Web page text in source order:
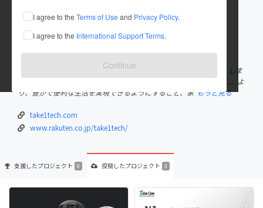
I agree to the Terms of Use and Privacy Policy.
I agree to the International Support Terms.
Continue
これまでに3件のプロジェクトを投稿しています
在住国：未設定
出身国：未設定
私たちテイクワンテクノロジー株式会社は、家電業界に変革を起こしま
す。 私たちは、海外からの新しい便利な新製品をいち早くお届けし、よ
り、豊かで便利な生活を実現できるようにすること、家 もっと見る
take1tech.com
www.rakuten.co.jp/take1tech/
支援したプロジェクト 0 投稿したプロジェクト 3